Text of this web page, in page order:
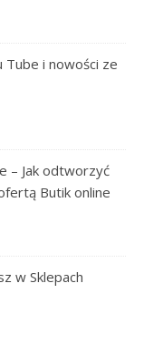
Tube i nowości ze
– Jak odtworzyć
Butik online
w Sklepach